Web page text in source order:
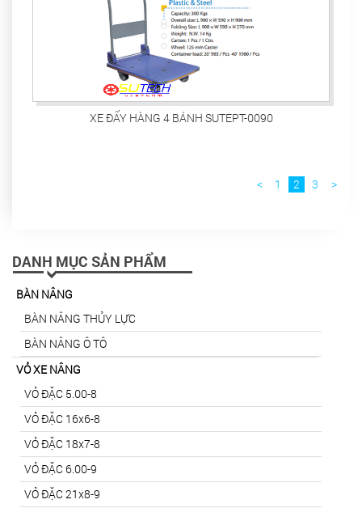
XE ĐẨY HÀNG 4 BÁNH SUTEPT-0090
< 1 2 3 >
DANH MỤC SẢN PHẨM
BÀN NÂNG
BÀN NÂNG THỦY LỰC
BÀN NÂNG Ô TÔ
VỎ XE NÂNG
VỎ ĐẶC 5.00-8
VỎ ĐẶC 16x6-8
VỎ ĐẶC 18x7-8
VỎ ĐẶC 6.00-9
VỎ ĐẶC 21x8-9